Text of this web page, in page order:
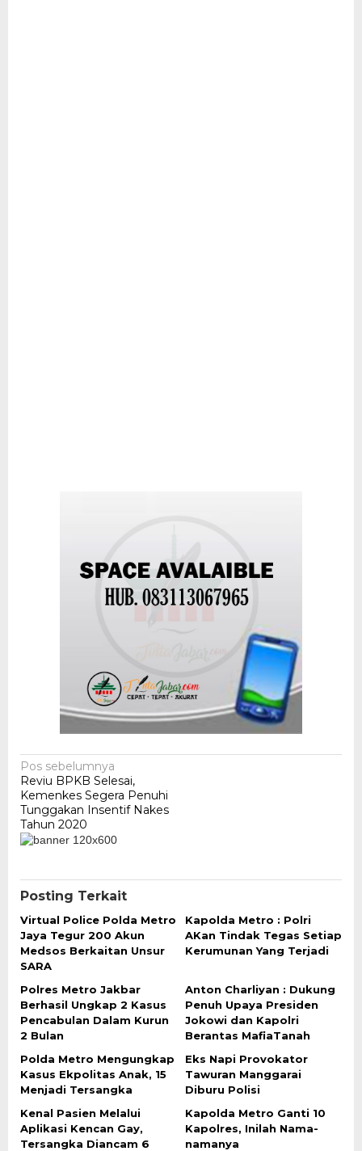
Navigasi
pos
Pos sebelumnya
Reviu BPKB Selesai,
Kemenkes Segera Penuhi
Tunggakan Insentif Nakes
Tahun 2020
Posting Terkait
Virtual Police Polda Metro
Jaya Tegur 200 Akun
Medsos Berkaitan Unsur
SARA
Kapolda Metro : Polri
AKan Tindak Tegas Setiap
Kerumunan Yang Terjadi
Polres Metro Jakbar
Berhasil Ungkap 2 Kasus
Pencabulan Dalam Kurun
2 Bulan
Anton Charliyan : Dukung
Penuh Upaya Presiden
Jokowi dan Kapolri
Berantas MafiaTanah
Polda Metro Mengungkap
Kasus Ekpolitas Anak, 15
Menjadi Tersangka
Eks Napi Provokator
Tawuran Manggarai
Diburu Polisi
Kenal Pasien Melalui
Aplikasi Kencan Gay,
Tersangka Diancam 6
Kapolda Metro Ganti 10
Kapolres, Inilah Nama-
namanya